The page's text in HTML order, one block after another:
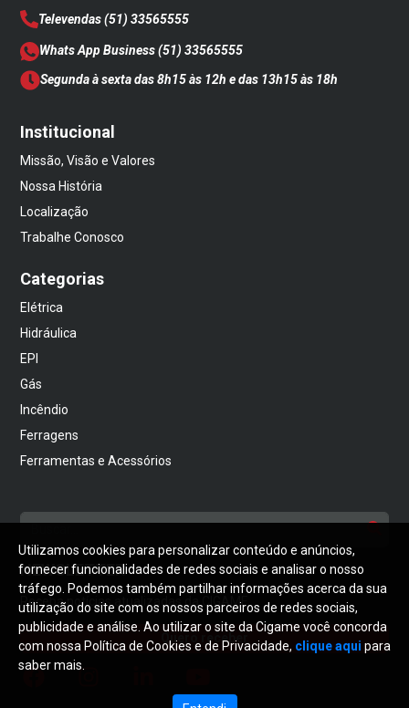
Televendas(51) 33565555
Whats App Business(51) 33565555
Segunda à sexta das 8h15 às 12h e das 13h15 às 18h
Institucional
Missão, Visão e Valores
Nossa História
Localização
Trabalhe Conosco
Categorias
Elétrica
Hidráulica
EPI
Gás
Incêndio
Ferragens
Ferramentas e Acessórios
NEWSLETTER
Receba notícias atualizadas da CIGAME
Quero receber
Utilizamos cookies para personalizar conteúdo e anúncios,
fornecer funcionalidades de redes sociais e analisar o nosso
tráfego. Podemos também partilhar informações acerca da sua
utilização do site com os nossos parceiros de redes sociais,
publicidade e análise. Ao utilizar o site da Cigame você concorda
com nossa Política de Cookies e de Privacidade, clique aqui para
saber mais.